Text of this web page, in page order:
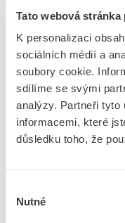
Tato webová
K personalizaci
sociálních médií a
soubory cookie.
sdílíme se svými
analýzy. Partneři tyto
informacemi, které
důsledku toho, že
souhlasu
Nutné
EAN
Kód
Značka
Cena s DPH
ks
8